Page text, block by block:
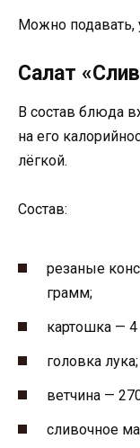
Можно подавать,
Салат
В состав блюда
на его
лёгкой.
Состав:
резаные
грамм;
картошка — 4
головка лука;
ветчина —
сливочное